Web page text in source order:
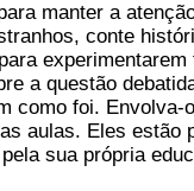
manter a
conte
a questão
como foi. Envolva-
aulas. Eles estão
sua própria